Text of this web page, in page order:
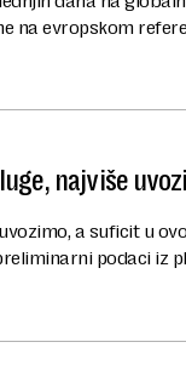
na evropskom
najviše
a suficit u
podaci iz